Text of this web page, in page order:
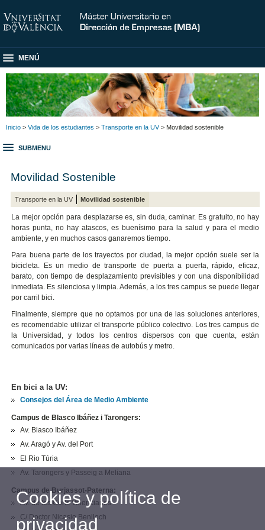
MENÚ
Inicio > Vida de los estudiantes > Transporte en la UV> Movilidad sostenible
SUBMENU
Movilidad Sostenible
Transporte en la UV Movilidad sostenible
La mejor opción para desplazarse es, sin duda, caminar. Es gratuito, no hay
horas punta, no hay atascos, es buenísimo para la salud y para el medio
ambiente, y en muchos casos ganaremos tiempo.
Para buena parte de los trayectos por ciudad, la mejor opción suele ser la
bicicleta. Es un medio de transporte de puerta a puerta, rápido, eficaz,
barato, con tiempo de desplazamiento previsibles y con una disponibilidad
inmediata. Es silenciosa y limpia. Además, a los tres campus se puede llegar
por carril bici.
Finalmente, siempre que no optamos por una de las soluciones anteriores,
es recomendable utilizar el transporte público colectivo. Los tres campus de
la Universidad, y todos los centros dispersos con que cuenta, están
comunicados por varias líneas de autobús y metro.
En bici a la UV:
Consejos del Área de Medio Ambiente
Campus de Blasco Ibáñez i Tarongers:
Av. Blasco Ibáñez
Av. Aragó y Av. del Port
El Rio Túria
Av. Tarongers y Passeig a Meliana
Campus de Burjassot-Paterna:
Av. de les Corts Valencianes
C/ Doctor Nicasio Benlloch
Cookies y política de
privacidad